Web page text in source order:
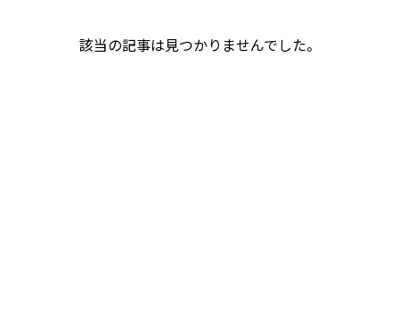
該当の記事は見つかりませんでした。